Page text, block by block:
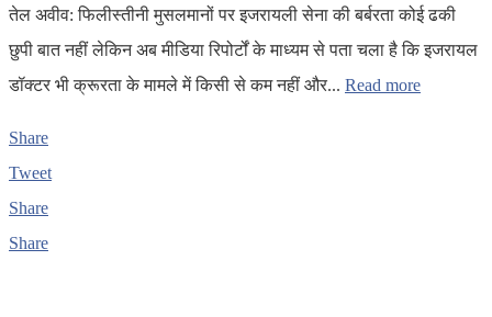
तेल अवीव: फिलीस्तीनी मुसलमानों पर इजरायली सेना की बर्बरता कोई ढकी
छुपी बात नहीं लेकिन अब मीडिया रिपोर्टों के माध्यम से पता चला है कि इजरायल
डॉक्टर भी क्रूरता के मामले में किसी से कम नहीं और... Read more
Share
Tweet
Share
Share